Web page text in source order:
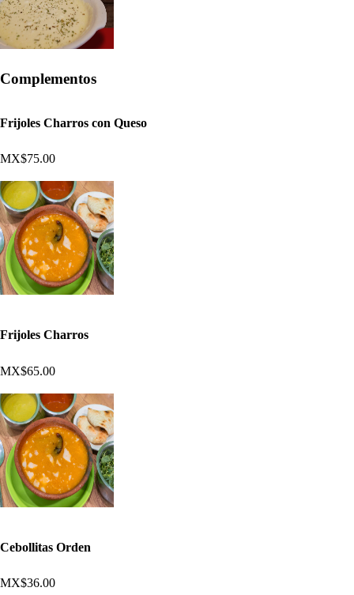
Complementos
Frijoles Charros con Queso
MX$75.00
Frijoles Charros
MX$65.00
Cebollitas Orden
MX$36.00